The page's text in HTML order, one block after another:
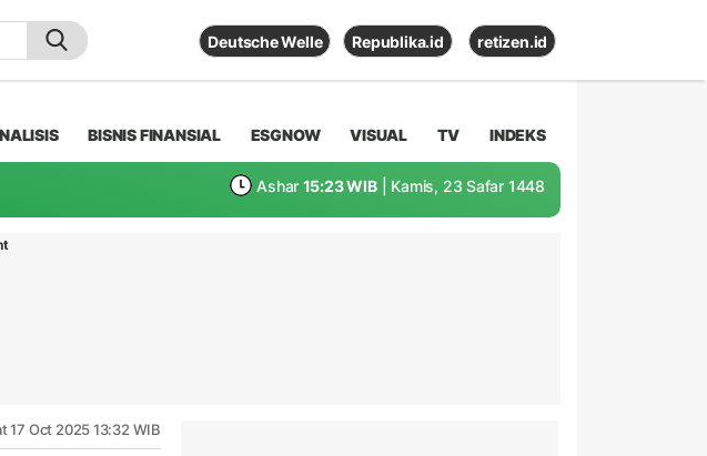
Deutsche Welle Republika.id retizen.id
BISNIS FINANSIAL ESGNOW VISUAL TV INDEKS
Ashar 15:23 WIB | Kamis, 23 Safar 1448
17 Oct 2025 13:32 WIB